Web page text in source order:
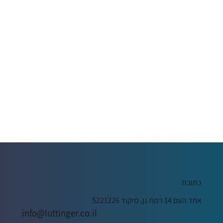
כתובת
אחד העם 14 רמת גן, מיקוד 5221226
info@luttinger.co.il